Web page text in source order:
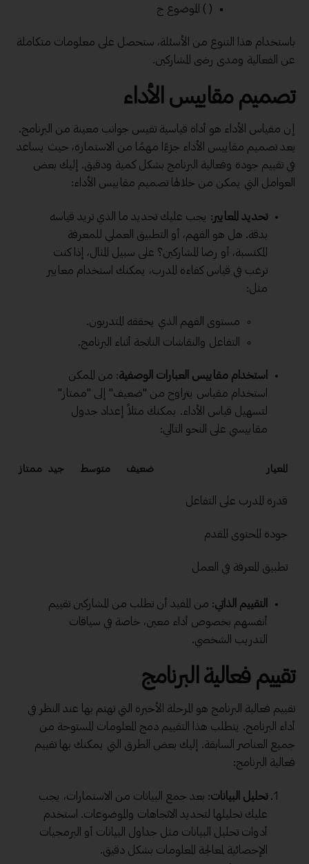
( ) الموضوع ج
باستخدام هذا التنوع من الأسئلة، ستحصل على معلومات متكاملة
عن الفعالية ومدى رضى المشاركين.
تصميم مقاييس الأداء
إن مقياس الأداء هو أداة قياسية تقيس جوانب معينة من البرنامج.
يعد تصميم مقاييس الأداء جزءًا مهمًا من الاستمارة، حيث يساعد
في تقييم جودة وفعالية البرنامج بشكل كمية ودقيق. إليك بعض
العوامل التي يمكن من خلالها تصميم مقاييس الأداء:
تحديد المعايير : يجب عليك تحديد ما الذي تريد قياسه
بدقة. هل هو الفهم، أو التطبيق العملي للمعرفة
المكتسبة، أو رضا المشاركين؟ على سبيل المثال، إذا كنت
ترغب في قياس كفاءة المدرب، يمكنك استخدام معايير
مثل:
مستوى الفهم الذي يحققه المتدربون.
التفاعل والنقاشات الناتجة أثناء البرنامج.
استخدام مقاييس العبارات الوصفية: من الممكن
استخدام مقياس يتراوح من "ضعيف" إلى "ممتاز"
لتسهيل قياس الأداء. يمكنك مثلاً إعداد جدول
مقاييسي على النحو التالي:
المعيار ضعيف متوسط جيد ممتاز
قدرة المدرب على التفاعل
جودة المحتوى المقدم
تطبيق المعرفة في العمل
التقييم الذاتي: من المفيد أن تطلب من المشاركين تقييم
أنفسهم بخصوص أداء معين، خاصة في سياقات
التدريب الشخصي.
تقييم فعالية البرنامج
تقييم فعالية البرنامج هو المرحلة الأخيرة التي تهتم بها عند النظر في
أداء البرنامج. يتطلب هذا التقييم دمج المعلومات المستوحة من
جميع العناصر السابقة. إليك بعض الطرق التي يمكنك بها تقييم
فعالية البرنامج:
تحليل البيانات: بعد جمع البيانات من الاستمارات، يجب
عليك تحليلها لتحديد الاتجاهات والموضوعات. استخدم
أدوات تحليل البيانات مثل جداول البيانات أو البرمجيات
الإحصائية لمعالجة المعلومات بشكل دقيق.